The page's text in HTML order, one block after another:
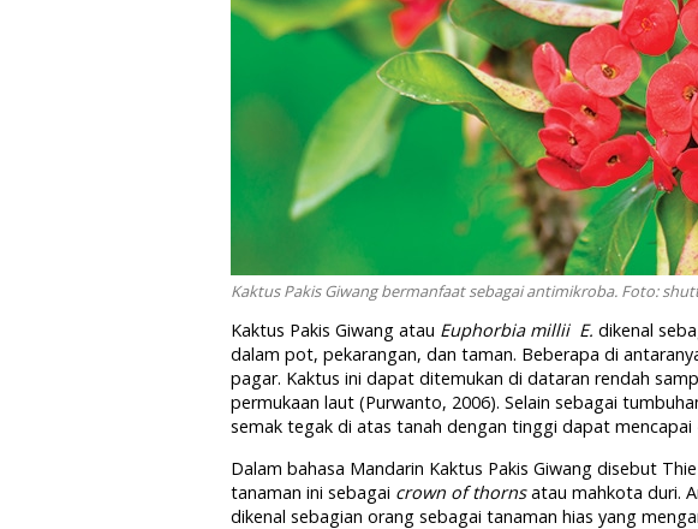
Kaktus Pakis Giwang bermanfaat sebagai antimikroba. Foto:
Kaktus Pakis Giwang atau Euphorbia milliiE. dikenal
dalam pot, pekarangan, dan taman. Beberapa di
pagar. Kaktus ini dapat ditemukan di dataran rendah
permukaan laut (Purwanto, 2006). Selain sebagai
semak tegak di atas tanah dengan tinggi dapat mencapai
Dalam bahasa Mandarin Kaktus Pakis Giwang disebut
tanaman ini sebagai crown of thornsatau mahkota duri.
dikenal sebagian orang sebagai tanaman hias yang